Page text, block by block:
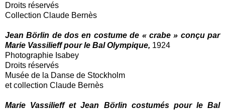
Droits réservés
Collection Claude Bernès
Jean Börlin de dos en costume de « crabe » conçu par
Marie Vassilieff pour le Bal Olympique, 1924
Photographie Isabey
Droits réservés
Musée de la Danse de Stockholm
et collection Claude Bernès
Marie Vassilieff et Jean Börlin costumés pour le Bal